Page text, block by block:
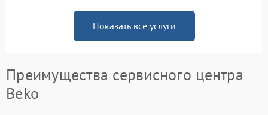
Показать все услуги
Преимущества сервисного центра
Beko